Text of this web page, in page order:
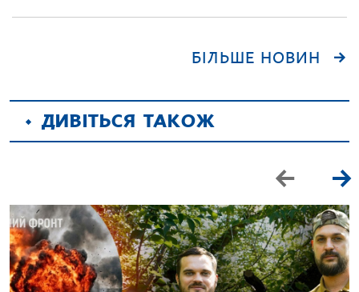
БІЛЬШЕ НОВИН
ДИВІТЬСЯ ТАКОЖ